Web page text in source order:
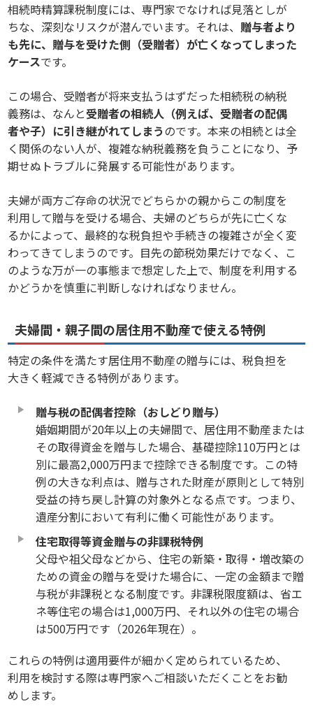
相続時精算課税制度には、専門家でなければ見落としが
ちな、深刻なリスクが潜んでいます。それは、 贈与者より
も先に、贈与を受けた側（受贈者）が亡くなってしまった
ケースです。
この場合、受贈者が将来支払うはずだった相続税の納税
義務は、なんと受贈者の相続人（例えば、受贈者の配偶
者や子）に引き継がれてしまうのです。本来の相続とは全
く関係のない人が、複雑な納税義務を負うことになり、予
期せぬトラブルに発展する可能性があります。
夫婦が両方ご存命の状況でどちらかの親からこの制度を
利用して贈与を受ける場合、夫婦のどちらが先に亡くな
るかによって、最終的な税負担や手続きの複雑さが全く変
わってきてしまうのです。目先の節税効果だけでなく、こ
のような万が一の事態まで想定した上で、制度を利用する
かどうかを慎重に判断しなければなりません。
夫婦間・親子間の居住用不動産で使える特例
特定の条件を満たす居住用不動産の贈与には、税負担を
大きく軽減できる特例があります。
贈与税の配偶者控除（おしどり贈与）
婚姻期間が20年以上の夫婦間で、居住用不動産または
その取得資金を贈与した場合、基礎控除110万円とは
別に最高2,000万円まで控除できる制度です。この特
例の大きな利点は、贈与された財産が原則として特別
受益の持ち戻し計算の対象外となる点です。つまり、
遺産分割において有利に働く可能性があります。
住宅取得等資金贈与の非課税特例
父母や祖父母などから、住宅の新築・取得・増改築の
ための資金の贈与を受けた場合に、一定の金額まで贈
与税が非課税となる制度です。非課税限度額は、省エ
ネ等住宅の場合は1,000万円、それ以外の住宅の場合
は500万円です（2026年現在）。
これらの特例は適用要件が細かく定められているため、
利用を検討する際は専門家へご相談いただくことをお勧
めします。